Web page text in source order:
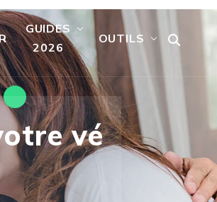
GUIDES
2026
OUTILS
vé